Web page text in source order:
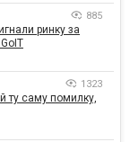
885
ринку за
1323
ту саму помилку,